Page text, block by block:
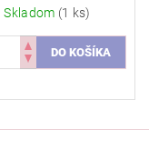
Skladom (1 ks)